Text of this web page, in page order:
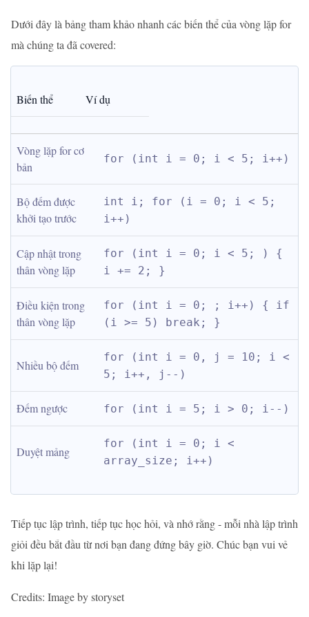
Dưới đây là bảng tham khảo nhanh các biến thể của vòng lặp for
mà chúng ta đã covered:
Biến thể Ví dụ
Vòng lặp for cơ
bản
for (int i = 0; i < 5; i++)
Bộ đếm được
khởi tạo trước
int i; for (i = 0; i < 5;
i++)
Cập nhật trong
thân vòng lặp
for (int i = 0; i < 5; ) {
i += 2; }
Điều kiện trong
thân vòng lặp
for (int i = 0; ; i++) { if
(i >= 5) break; }
Nhiều bộ đếm
for (int i = 0, j = 10; i <
5; i++, j--)
Đếm ngược for (int i = 5; i > 0; i--)
Duyệt mảng
for (int i = 0; i <
array_size; i++)
Tiếp tục lập trình, tiếp tục học hỏi, và nhớ rằng - mỗi nhà lập trình
giỏi đều bắt đầu từ nơi bạn đang đứng bây giờ. Chúc bạn vui vẻ
khi lặp lại!
Credits: Image by storyset